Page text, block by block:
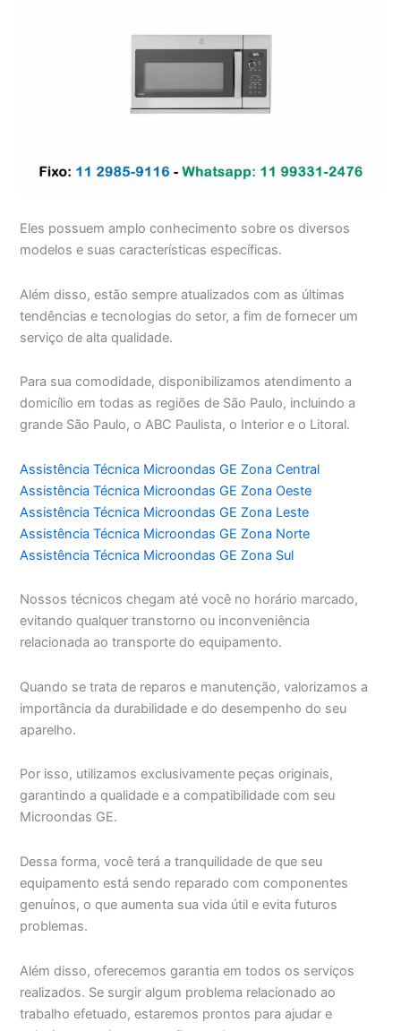
Eles possuem amplo conhecimento sobre os diversos
modelos e suas características específicas.
Além disso, estão sempre atualizados com as últimas
tendências e tecnologias do setor, a fim de fornecer um
serviço de alta qualidade.
Para sua comodidade, disponibilizamos atendimento a
domicílio em todas as regiões de São Paulo, incluindo a
grande São Paulo, o ABC Paulista, o Interior e o Litoral.
Assistência Técnica Microondas GE Zona Central
Assistência Técnica Microondas GE Zona Oeste
Assistência Técnica Microondas GE Zona Leste
Assistência Técnica Microondas GE Zona Norte
Assistência Técnica Microondas GE Zona Sul
Nossos técnicos chegam até você no horário marcado,
evitando qualquer transtorno ou inconveniência
relacionada ao transporte do equipamento.
Quando se trata de reparos e manutenção, valorizamos a
importância da durabilidade e do desempenho do seu
aparelho.
Por isso, utilizamos exclusivamente peças originais,
garantindo a qualidade e a compatibilidade com seu
Microondas GE.
Dessa forma, você terá a tranquilidade de que seu
equipamento está sendo reparado com componentes
genuínos, o que aumenta sua vida útil e evita futuros
problemas.
Além disso, oferecemos garantia em todos os serviços
realizados. Se surgir algum problema relacionado ao
trabalho efetuado, estaremos prontos para ajudar e